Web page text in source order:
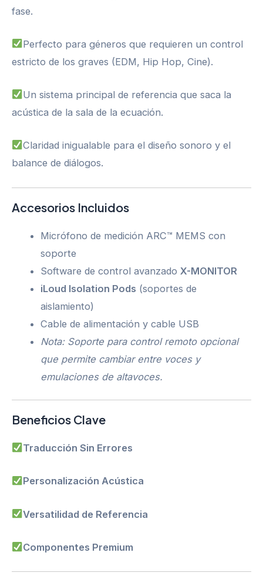
fase.
Perfecto para géneros que requieren un control
estricto de los graves (EDM, Hip Hop, Cine).
Un sistema principal de referencia que saca la
acústica de la sala de la ecuación.
Claridad inigualable para el diseño sonoro y el
balance de diálogos.
Accesorios Incluidos
Micrófono de medición ARC™ MEMS con
soporte
Software de control avanzadoX-MONITOR
iLoud Isolation Pods (soportes de
aislamiento)
Cable de alimentación y cable USB
Nota: Soporte para control remoto opcional
que permite cambiar entre voces y
emulaciones de altavoces.
Beneficios Clave
Traducción Sin Errores
Personalización Acústica
Versatilidad de Referencia
Componentes Premium